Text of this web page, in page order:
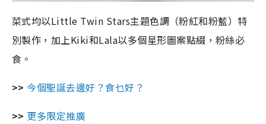
菜式均以Little Twin Stars主題色調（粉紅和粉藍）特
別製作，加上Kiki和Lala以多個星形圖案點綴，粉絲必
食。
>> 今個聖誕去邊好？食乜好？
>> 更多限定推廣